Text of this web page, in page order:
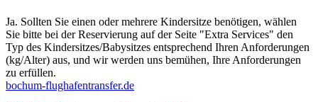
Ja. Sollten Sie einen oder mehrere Kindersitze benötigen, wählen
Sie bitte bei der Reservierung auf der Seite "Extra Services" den
Typ des Kindersitzes/Babysitzes entsprechend Ihren Anforderungen
(kg/Alter) aus, und wir werden uns bemühen, Ihre Anforderungen
zu erfüllen.
bochum-flughafentransfer.de